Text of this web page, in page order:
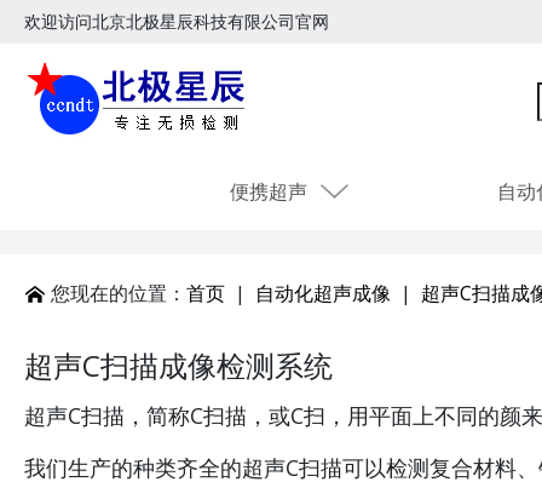
欢迎访问北京北极星辰科技有限公司官网
便携超声 自
您现在的位置： 首页| 自动化超声成像| 超声C扫描成
超声C扫描成像检测系统
超声C扫描，简称C扫描，或C扫，用平面上不同的颜
我们生产的种类齐全的超声C扫描可以检测复合材料